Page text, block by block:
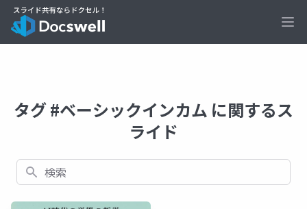
タグ #ベーシックインカム に関するス
ライド
検索